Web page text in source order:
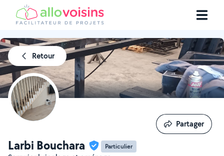
Retour
Larbi Bouchara Particulier
Partager
Partager